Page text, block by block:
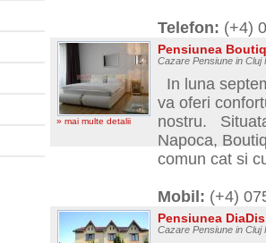
Telefon: (+4)
» mai multe detalii
Pensiunea
Cazare Pensiune in Cluj
In luna
va oferi
nostru.
Napoca,
comun cat si
Mobil: (+4)
Pensiunea
Cazare Pensiune in Cluj